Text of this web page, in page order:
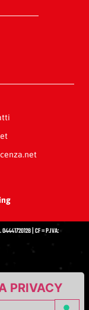
04441720128 | CF = P.IVA:
PRIVACY